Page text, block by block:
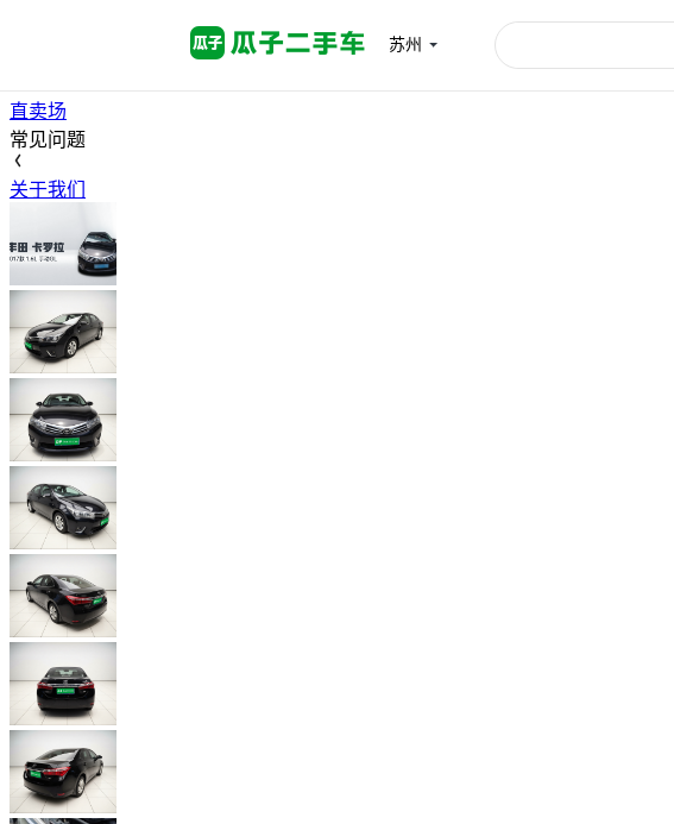
苏州
直卖场
常见问题
关于我们